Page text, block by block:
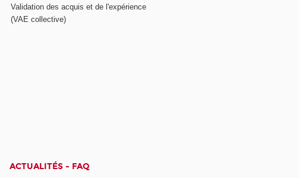
Validation des acquis et de l'expérience
(VAE collective)
ACTUALITÉS - FAQ